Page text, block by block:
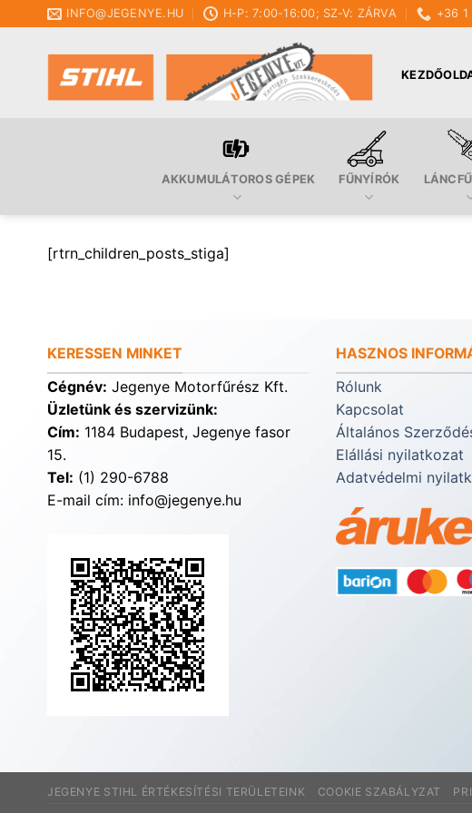
to
content
INFO@JEGENYE.HU H-P: 7:00-16:00; SZ-V: ZÁRVA +36
AKKUMULÁTOROS GÉPEK FŰNYÍRÓK
[rtrn_children_posts_stiga]
KERESSEN MINKET
Cégnév: Jegenye Motorfűrész Kft.
Üzletünk és szervizünk:
Cím: 1184 Budapest, Jegenye fasor
15.
Tel: (1) 290-6788
E-mail cím: info@jegenye.hu
HASZNOS
Rólunk
Kapcsolat
Általános
Elállási nyilatkozat
Adatvédelmi
JEGENYE STIHL ÉRTÉKESÍTÉSI TERÜLETEINK COOKIE SZABÁLYZAT